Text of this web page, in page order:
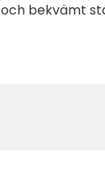
bekvämt